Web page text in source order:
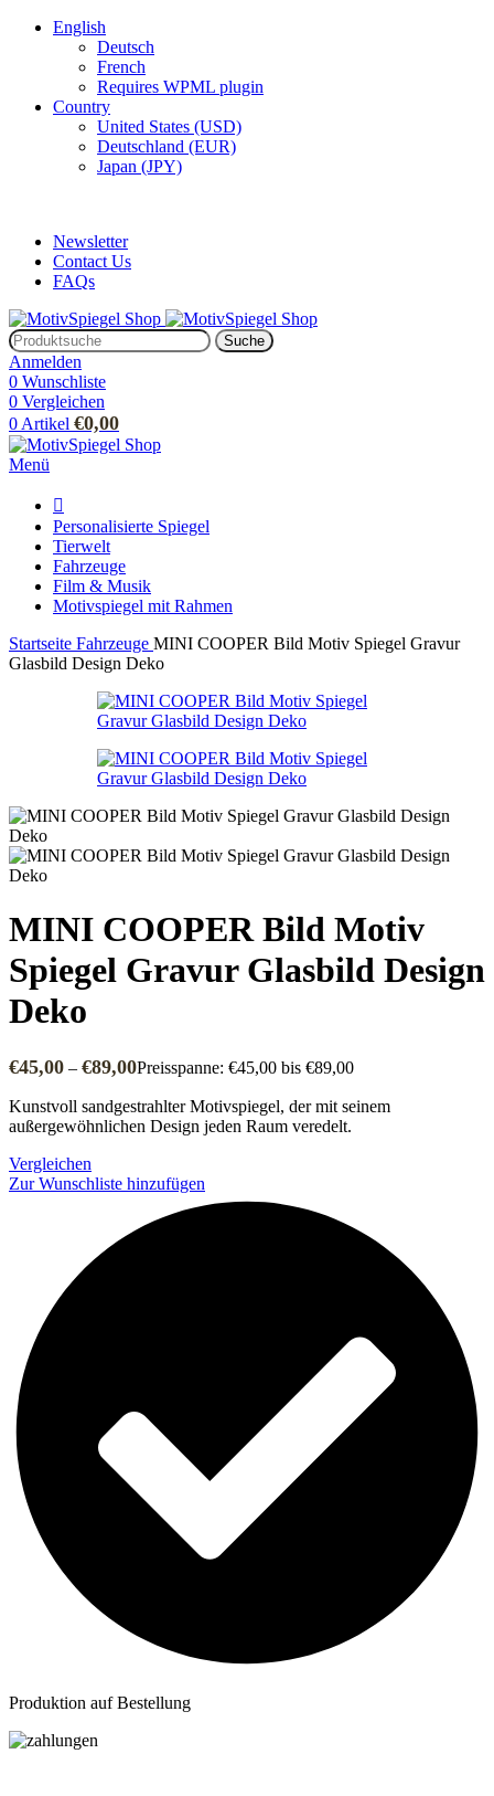
English
Deutsch
French
Requires WPML plugin
Country
United States (USD)
Deutschland (EUR)
Japan (JPY)
Newsletter
Contact Us
FAQs
Suche
Anmelden
0 Wunschliste
0 Vergleichen
0 Artikel €0,00
Menü
Personalisierte Spiegel
Tierwelt
Fahrzeuge
Film & Musik
Motivspiegel mit Rahmen
Startseite Fahrzeuge MINI COOPER Bild Motiv Spiegel Gravur
Glasbild Design Deko
MINI COOPER Bild Motiv
Spiegel Gravur Glasbild Design
Deko
€45,00 – €89,00Preisspanne: €45,00 bis €89,00
Kunstvoll sandgestrahlter Motivspiegel, der mit seinem
außergewöhnlichen Design jeden Raum veredelt.
Vergleichen
Zur Wunschliste hinzufügen
Produktion auf Bestellung